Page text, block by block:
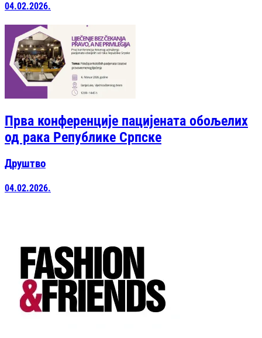
04.02.2026.
Прва конференције пацијената обољелих
од рака Републике Српске
Друштво
04.02.2026.